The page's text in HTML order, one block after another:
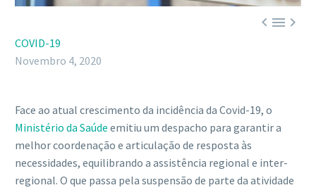

COVID-19
Novembro 4, 2020
Face ao atual crescimento da incidência da Covid-19, o
Ministério da Saúde emitiu um despacho para garantir a
melhor coordenação e articulação de resposta às
necessidades, equilibrando a assistência regional e inter-
regional. O que passa pela suspensão de parte da atividade